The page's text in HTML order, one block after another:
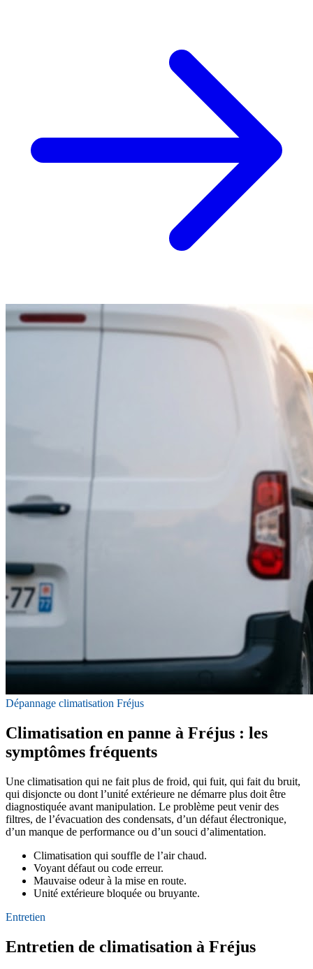
Dépannage climatisation Fréjus
Climatisation en panne à Fréjus : les
symptômes fréquents
Une climatisation qui ne fait plus de froid, qui fuit, qui fait du bruit,
qui disjoncte ou dont l’unité extérieure ne démarre plus doit être
diagnostiquée avant manipulation. Le problème peut venir des
filtres, de l’évacuation des condensats, d’un défaut électronique,
d’un manque de performance ou d’un souci d’alimentation.
Climatisation qui souffle de l’air chaud.
Voyant défaut ou code erreur.
Mauvaise odeur à la mise en route.
Unité extérieure bloquée ou bruyante.
Entretien
Entretien de climatisation à Fréjus